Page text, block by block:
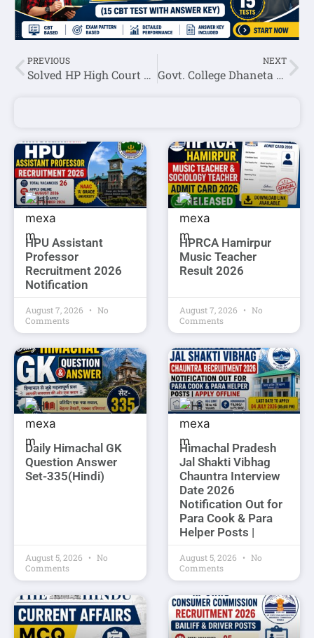
PREVIOUS
Solved HP High Court Clerk Question Paper Held On 28 June 2026
NEXT
Govt. College Dhaneta Hamirpur Walk-in Interview 2026 for Guest Faculty in Data Science & Artificial Intelligence
HPU Assistant
Professor
Recruitment 2026
Notification
August 7, 2026
No
Comments
HPRCA Hamirpur
Music Teacher
Result 2026
August 7, 2026
No
Comments
Daily Himachal GK
Question Answer
Set-335(Hindi)
August 5, 2026
No
Comments
Himachal Pradesh
Jal Shakti Vibhag
Chauntra Interview
Date 2026
Notification Out for
Para Cook & Para
Helper Posts |
August 5, 2026
No
Comments